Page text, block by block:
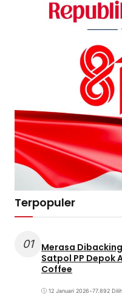
Terpopuler
01
Merasa
Satpol PP Depok
Coffee
12 Januari 2026•77.892